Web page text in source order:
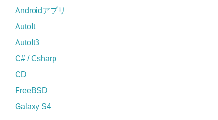
Androidアプリ
AutoIt
AutoIt3
C# / Csharp
CD
FreeBSD
Galaxy S4